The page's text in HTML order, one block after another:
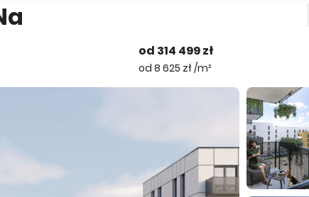
od 314 499 zł
od 8 625 zł /m²